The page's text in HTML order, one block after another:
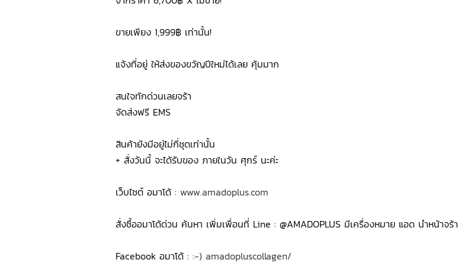
ขายเพียง 1,999฿ เท่านั้น!
แจ้งที่อยู่ ให้ส่งของขวัญปีใหม่ได้เลย คุ้มมาก
สนใจทักด่วนเลยจร้า
จัดส่งฟรี EMS
สินค้ายังมีอยู่ไม่กี่ชุดเท่านั้น
+ สั่งวันนี้ จะได้รับของ ภายในวัน ศุกร์ นะค่ะ
เว็บไซต์ อมาโด้ : www.amadoplus.com
สั่งซื้ออมาโด้ด่วน ค้นหา เพิ่มเพื่อนที่ Line : @AMADOPLUS มีเครื่องหมาย แอด นำหน้าจร้า
Facebook อมาโด้ : :-) amadopluscollagen/